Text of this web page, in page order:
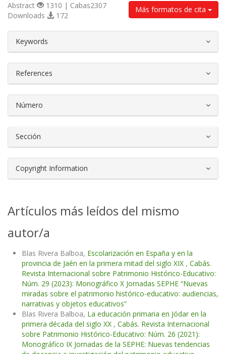
Más formatos de cita
Abstract
1310 | Cabas2307
Downloads
172
Keywords
References
Número
Sección
Copyright Information
Artículos más leídos del mismo
autor/a
Blas Rivera Balboa, Escolarización en España y en la
provincia de Jaén en la primera mitad del siglo XIX , Cabás.
Revista Internacional sobre Patrimonio Histórico-Educativo:
Núm. 29 (2023): Monográfico X Jornadas SEPHE “Nuevas
miradas sobre el patrimonio histórico-educativo: audiencias,
narrativas y objetos educativos”
Blas Rivera Balboa, La educación primaria en Jódar en la
primera década del siglo XX , Cabás. Revista Internacional
sobre Patrimonio Histórico-Educativo: Núm. 26 (2021):
Monográfico IX Jornadas de la SEPHE: Nuevas tendencias